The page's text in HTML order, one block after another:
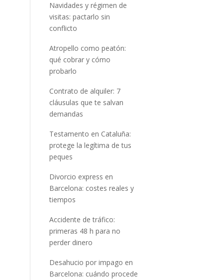
Navidades y régimen de
visitas: pactarlo sin
conflicto
Atropello como peatón:
qué cobrar y cómo
probarlo
Contrato de alquiler: 7
cláusulas que te salvan
demandas
Testamento en Cataluña:
protege la legítima de tus
peques
Divorcio express en
Barcelona: costes reales y
tiempos
Accidente de tráfico:
primeras 48 h para no
perder dinero
Desahucio por impago en
Barcelona: cuándo procede